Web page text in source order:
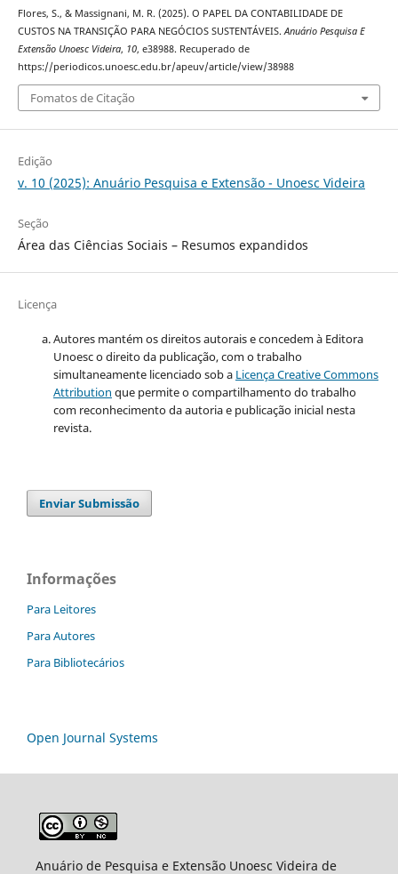
Flores, S., & Massignani, M. R. (2025). O PAPEL DA CONTABILIDADE DE
CUSTOS NA TRANSIÇÃO PARA NEGÓCIOS SUSTENTÁVEIS.Anuário Pesquisa E
Extensão Unoesc Videira, 10, e38988. Recuperado de
https://periodicos.unoesc.edu.br/apeuv/article/view/38988
Fomatos de Citação
Edição
v. 10 (2025): Anuário Pesquisa e Extensão - Unoesc Videira
Seção
Área das Ciências Sociais – Resumos expandidos
Licença
Autores mantém os direitos autorais e concedem à Editora
Unoesc o direito da publicação, com o trabalho
simultaneamente licenciado sob a Licença Creative Commons
Attribution que permite o compartilhamento do trabalho
com reconhecimento da autoria e publicação inicial nesta
revista.
Enviar Submissão
Informações
Para Leitores
Para Autores
Para Bibliotecários
Open Journal Systems
Anuário de Pesquisa e Extensão Unoesc Videira de